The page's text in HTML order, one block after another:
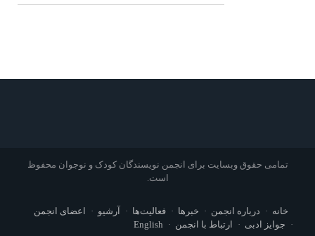
تمامی حقوق وبسایت برای انجمن نویسندگان کودک و نوجوان محفوظ
است.
خانه درباره انجمن خبرها فعالیت‌ها آرشیو
اعضای انجمن
جوایز ادبی
ارتباط با انجمن English